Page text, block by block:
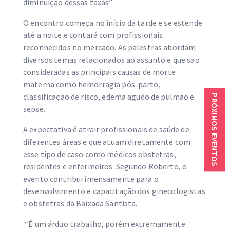
diminuição dessas taxas”.
O encontro começa no início da tarde e se estende
até a noite e contará com profissionais
reconhecidos no mercado. As palestras abordam
diversos temas relacionados ao assunto e que são
consideradas as principais causas de morte
materna como hemorragia pós-parto,
classificação de risco, edema agudo de pulmão e
sepse.
A expectativa é atrair profissionais de saúde de
diferentes áreas e que atuam diretamente com
esse tipo de caso como médicos obstetras,
residentes e enfermeiros. Segundo Roberto, o
evento contribui imensamente para o
desenvolvimento e capacitação dos ginecologistas
e obstetras da Baixada Santista.
“É um árduo trabalho, porém extremamente
PRÓXIMOS EVENTOS